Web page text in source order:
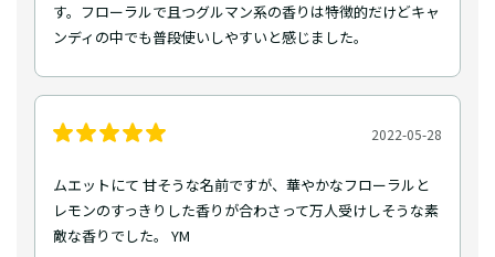
す。フローラルで且つグルマン系の香りは特徴的だけどキャ
ンディの中でも普段使いしやすいと感じました。
2022-05-28
ムエットにて 甘そうな名前ですが、華やかなフローラルと
レモンのすっきりした香りが合わさって万人受けしそうな素
敵な香りでした。 YM